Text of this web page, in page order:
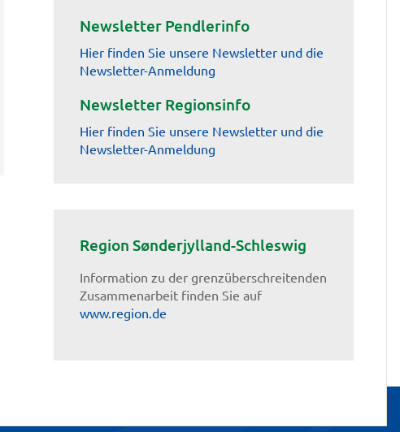
Newsletter Pendlerinfo
Hier finden Sie unsere Newsletter und die
Newsletter-Anmeldung
Newsletter Regionsinfo
Hier finden Sie unsere Newsletter und die
Newsletter-Anmeldung
Region Sønderjylland-Schleswig
Information zu der grenzüberschreitenden
Zusammenarbeit finden Sie auf
www.region.de